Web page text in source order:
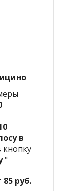
в
кнопку
"
руб.